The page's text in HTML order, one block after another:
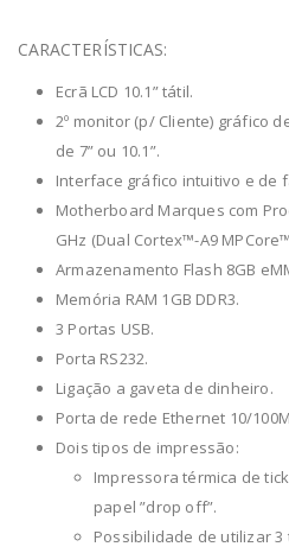
CARACTERÍSTICAS:
Ecrã LCD 10.1” tátil.
2º monitor (p/ Cliente) gráfico
de 7” ou 10.1”.
Interface gráfico intuitivo e de
Motherboard Marques com
GHz (Dual Cortex™-A9
Armazenamento Flash 8GB
Memória RAM 1GB DDR3.
3 Portas USB.
Porta RS232.
Ligação a gaveta de dinheiro.
Porta de rede Ethernet 10/
Dois tipos de impressão:
Impressora térmica de
papel ”drop off”.
Possibilidade de utilizar